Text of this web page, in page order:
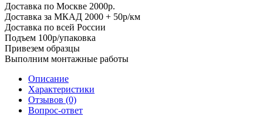
Доставка по Москве 2000р.
Доставка за МКАД 2000 + 50р/км
Доставка по всей России
Подъем 100р/упаковка
Привезем образцы
Выполним монтажные работы
Описание
Характеристики
Отзывов (0)
Вопрос-ответ